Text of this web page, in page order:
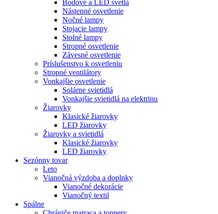
Bodové a LED svetlá
Nástenné osvetlenie
Nočné lampy
Stojacie lampy
Stolné lampy
Stropné osvetlenie
Závesné osvetlenie
Príslušenstvo k osvetleniu
Stropné ventilátory
Vonkajšie osvetlenie
Solárne svietidlá
Vonkajšie svietidlá na elektrinu
Žiarovky
Klasické žiarovky
LED žiarovky
Žiarovky a svietidlá
Klasické žiarovky
LED žiarovky
Sezónny tovar
Leto
Vianočná výzdoba a doplnky
Vianočné dekorácie
Vianočný textil
Spálne